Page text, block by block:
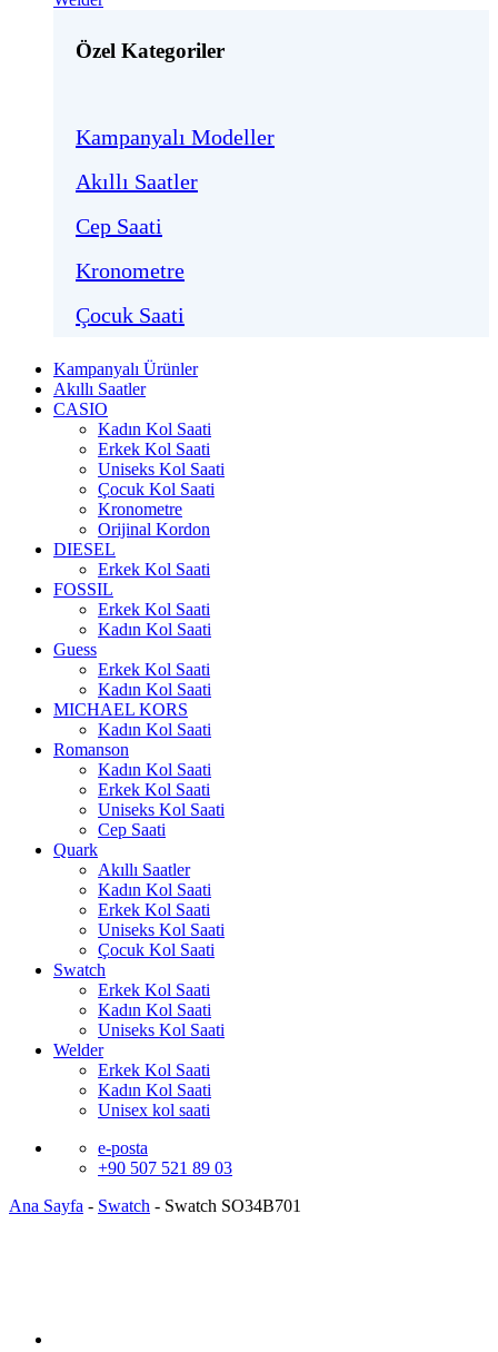
Özel Kategoriler
Kampanyalı Modeller
Akıllı Saatler
Cep Saati
Kronometre
Çocuk Saati
Kampanyalı Ürünler
Akıllı Saatler
CASIO
Kadın Kol Saati
Erkek Kol Saati
Uniseks Kol Saati
Çocuk Kol Saati
Kronometre
Orijinal Kordon
DIESEL
Erkek Kol Saati
FOSSIL
Erkek Kol Saati
Kadın Kol Saati
Guess
Erkek Kol Saati
Kadın Kol Saati
MICHAEL KORS
Kadın Kol Saati
Romanson
Kadın Kol Saati
Erkek Kol Saati
Uniseks Kol Saati
Cep Saati
Quark
Akıllı Saatler
Kadın Kol Saati
Erkek Kol Saati
Uniseks Kol Saati
Çocuk Kol Saati
Swatch
Erkek Kol Saati
Kadın Kol Saati
Uniseks Kol Saati
Welder
Erkek Kol Saati
Kadın Kol Saati
Unisex kol saati
e-posta
+90 507 521 89 03
Ana Sayfa - Swatch - Swatch SO34B701